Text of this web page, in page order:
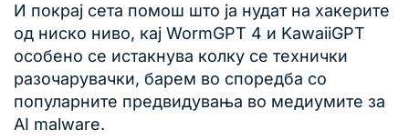
И покрај сета помош што ја нудат на хакерите
од ниско ниво, кај WormGPT 4 и KawaiiGPT
особено се истакнува колку се технички
разочарувачки, барем во споредба со
популарните предвидувања во медиумите за
AI malware.